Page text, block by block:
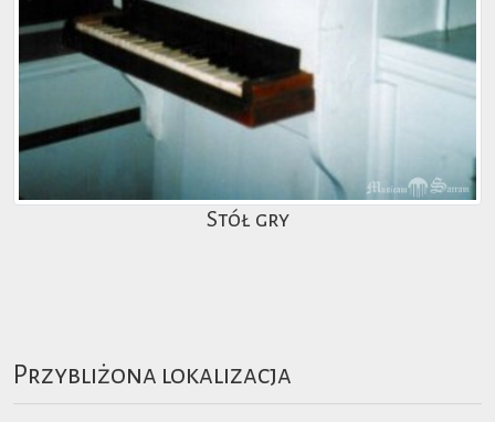
Stół gry
Przybliżona lokalizacja